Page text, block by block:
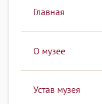
Главная
О музее
Устав музея